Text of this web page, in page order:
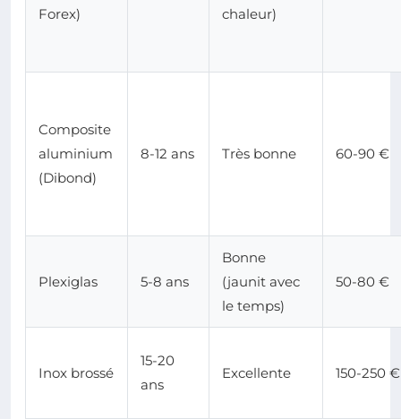
Forex)
chaleur)
Composite
aluminium
(Dibond)
8-12 ans Très bonne 60-90 €
Plexiglas 5-8 ans
Bonne
(jaunit avec
le temps)
50-80 €
Inox brossé
15-20
ans
Excellente 150-250 €